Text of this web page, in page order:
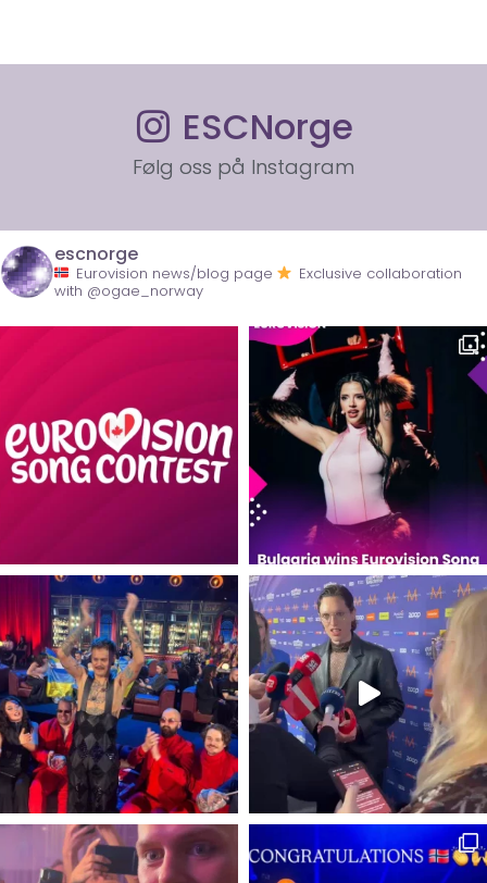
ESCNorge
Følg oss på Instagram
escnorge
Eurovision news/blog page
Exclusive collaboration
with @ogae_norway